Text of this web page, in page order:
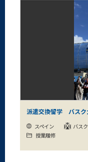
派遣交換留学 バス
スペイン バス
授業履修